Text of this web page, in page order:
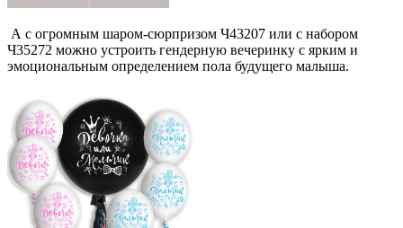
А с огромным шаром-сюрпризом Ч43207 или с набором
Ч35272 можно устроить гендерную вечеринку с ярким и
эмоциональным определением пола будущего малыша.